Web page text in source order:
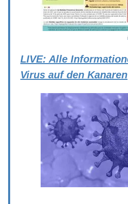
LIVE: Alle
Virus auf den Kanaren